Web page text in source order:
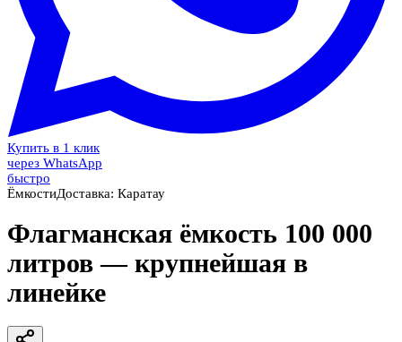
Купить в 1 клик
через WhatsApp
быстро
ЁмкостиДоставка: Каратау
Флагманская ёмкость 100 000
литров — крупнейшая в
линейке